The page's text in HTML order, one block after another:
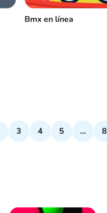
Bmx en línea
3 4 5 ... 8